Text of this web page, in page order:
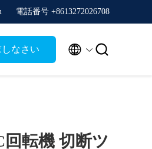
電話番号 +8613272026708
なさい  
転機 切断ツ